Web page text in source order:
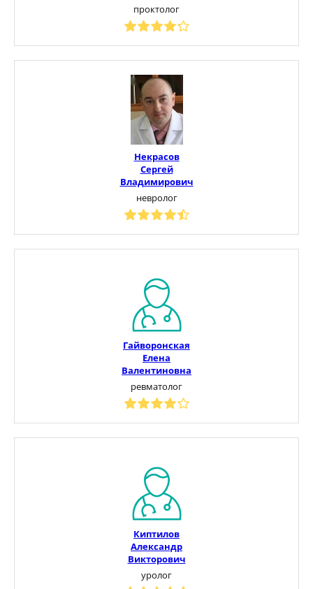
проктолог
Некрасов
Сергей
Владимирович
невролог
Гайворонская
Елена
Валентиновна
ревматолог
Киптилов
Александр
Викторович
уролог